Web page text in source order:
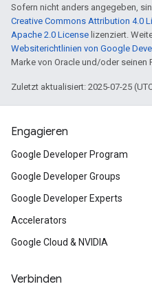
Sofern nicht anders angegeben,
Creative Commons Attribution 4.0
Apache 2.0 License lizenziert.
Websiterichtlinien von Google
Marke von Oracle und/oder seinen
Zuletzt aktualisiert: 2025-07-25
Engagieren
Google Developer Program
Google Developer Groups
Google Developer Experts
Accelerators
Google Cloud & NVIDIA
Verbinden